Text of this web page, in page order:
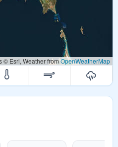
© Esri, Weather fromOpenWeatherMap